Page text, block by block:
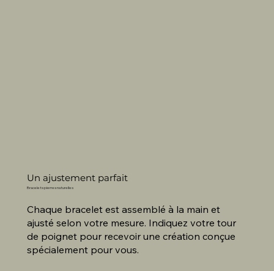
Un ajustement parfait
Bracelets pierres naturelles
Chaque bracelet est assemblé à la main et
ajusté selon votre mesure. Indiquez votre tour
de poignet pour recevoir une création conçue
spécialement pour vous.